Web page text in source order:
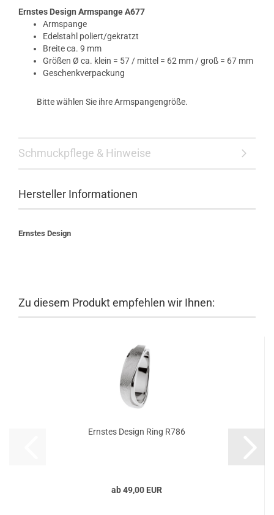
Ernstes Design Armspange A677
Armspange
Edelstahl poliert/gekratzt
Breite ca. 9 mm
Größen Ø ca. klein = 57 / mittel = 62 mm / groß = 67 mm
Geschenkverpackung
Bitte wählen Sie ihre Armspangengröße.
Schmuckpflege & Hinweise
Hersteller Informationen
Ernstes Design
Zu diesem Produkt empfehlen wir Ihnen:
Ernstes Design Ring R786
ab 49,00 EUR